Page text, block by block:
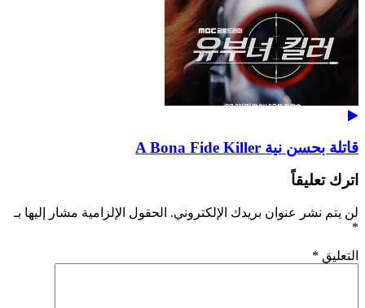
قاتلة بحسن نية A Bona Fide Killer
اترك تعليقاً
لن يتم نشر عنوان بريدك الإلكتروني. الحقول الإلزامية مشار إليها بـ
*
التعليق *